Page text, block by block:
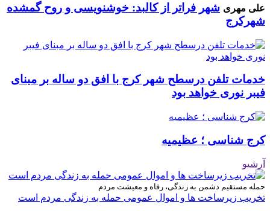
علی مهری شهر فراتر از کالبد: خوشنویسی و روح گمشده
شهرکرج
خدمات تلفن درسطح شهر کرج با افق دو ساله بر مبنای
فیبر نوری خواهد بود
کرج شناسی ؛ عظیمیه
آرشیو
حمله مستقیم دشمن به زندگی، رفاه و معیشت مردم
تخریب زیرساخت ها و اموال عمومی حمله به زندگی مردم است